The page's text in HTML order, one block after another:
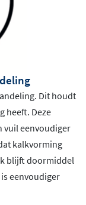
Dit houdt
heeft. Deze
vuil eenvoudiger
kalkvorming
blijft doormiddel
eenvoudiger